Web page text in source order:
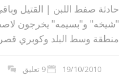
حادثة صفط اللبن | القتيل
"شيخه" و"بسيمه" يخرجون
منطقة وسط البلد وكوبري قصر
19/10/2010 9 تعليق